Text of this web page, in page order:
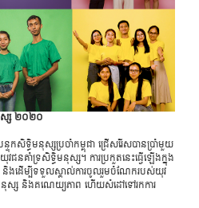
នុស្ស ២០២០
ទុក​សិទ្ធិ​ម​នុស្ស​ប្រ​ចាំ​កម្ពុ​ជា ជ្រើស​រើស​បា​ន​ប្រាំ​មួ​យ​
វ​ជន​គាំទ្រ​សិទ្ធិ​ម​នុស្ស។ ​កា​រប្រ​កួត​នេះ​ធ្វើ​ឡើង​ក្នុង​
ដើម្បី​ទ​ទួល​ស្គាល់​ការ​ចូល​រួម​ចំ​ណែក​របស់យុវ​
ម​នុស្ស ​និង​គណេយ្យ​ភាព ​ហើ​យ​សំ​ដៅ​ទៅ​រក​ការ​